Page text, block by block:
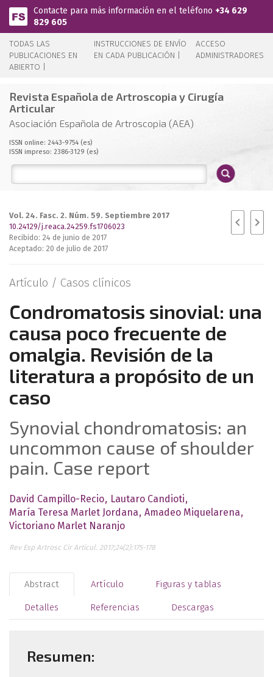
Pasar al contenido principal
Contacte para más información en el teléfono +34 629
829 605
TODAS LAS
PUBLICACIONES EN
ABIERTO |
INSTRUCCIONES DE ENVÍO
EN CADA PUBLICACIÓN |
ACCESO
ADMINISTRADORES
Revista Española de Artroscopia y Cirugía
Articular
Asociación Española de Artroscopia (AEA)
ISSN online: 2443-9754 (es)
ISSN impreso: 2386-3129 (es)
Vol. 24. Fasc. 2. Núm. 59. Septiembre 2017
10.24129/j.reaca.24259.fs1706023
Recibido: 24 de junio de 2017
Aceptado: 20 de julio de 2017
Artículo / Casos clínicos
Condromatosis sinovial: una
causa poco frecuente de
omalgia. Revisión de la
literatura a propósito de un
caso
Synovial chondromatosis: an
uncommon cause of shoulder
pain. Case report
David Campillo-Recio
Lautaro Candioti
María Teresa Marlet Jordana Amadeo Miquelarena
Victoriano Marlet Naranjo
Rev Esp Artrosc Cir Articul. 2017;24(2):175-178
Abstract Artículo Figuras y tablas
Detalles Referencias Descargas
Resumen: